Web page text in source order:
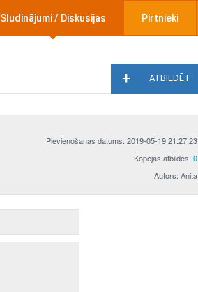
Sludinājumi / Diskusijas Pirtnieki
ATBILDĒT
Pievienošanas datums: 2019-05-19 21:27:23
Kopējās atbildes: 0
Autors: Anita